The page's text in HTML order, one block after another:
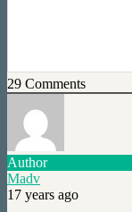
29 Comments
Author
Madv
17 years ago